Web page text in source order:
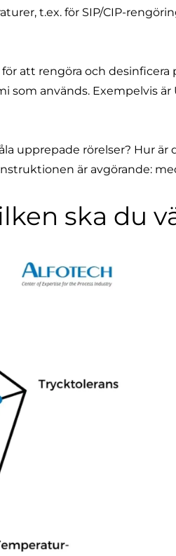
t.ex. för SIP/CIP-
att rengöra och
används. Exempelvis
upprepade rörelser? Hur
är avgörande:
ska du